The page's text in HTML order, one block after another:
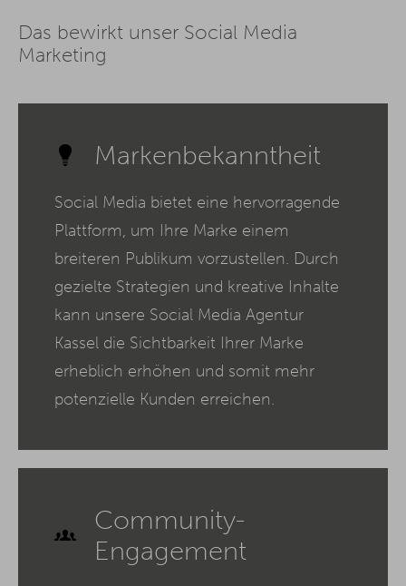
Das bewirkt unser Social Media
Marketing
Markenbekanntheit
Social Media bietet eine hervorragende
Plattform, um Ihre Marke einem
breiteren Publikum vorzustellen. Durch
gezielte Strategien und kreative Inhalte
kann unsere Social Media Agentur
Kassel die Sichtbarkeit Ihrer Marke
erheblich erhöhen und somit mehr
potenzielle Kunden erreichen.
Community-
Engagement